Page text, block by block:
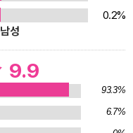
0.2%
남성
9.9
93.3%
6.7%